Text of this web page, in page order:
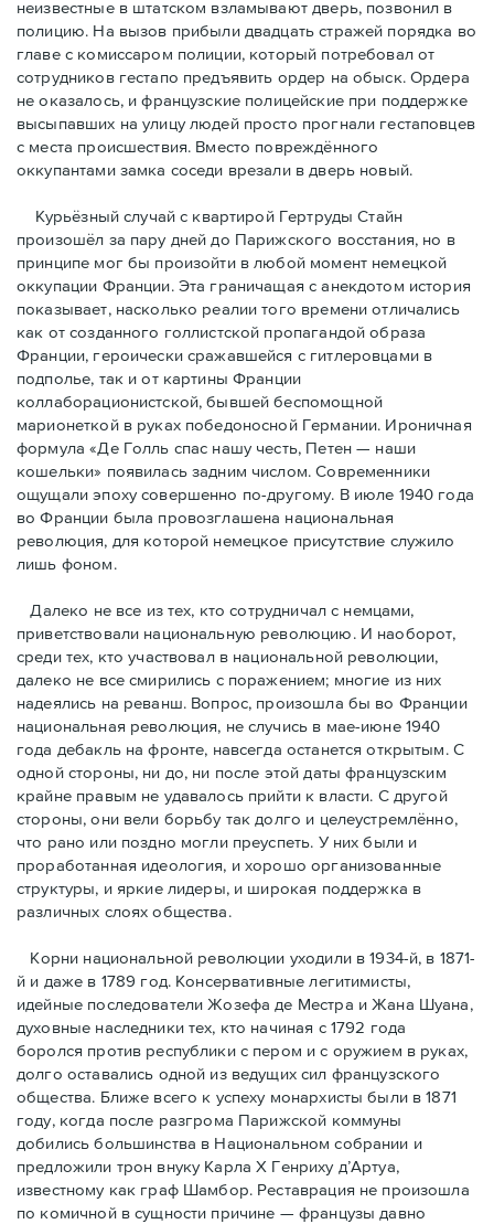
неизвестные в штатском взламывают дверь, позвонил в
полицию. На вызов прибыли двадцать стражей порядка во
главе с комиссаром полиции, который потребовал от
сотрудников гестапо предъявить ордер на обыск. Ордера
не оказалось, и французские полицейские при поддержке
высыпавших на улицу людей просто прогнали гестаповцев
с места происшествия. Вместо повреждённого
оккупантами замка соседи врезали в дверь новый.
Курьёзный случай с квартирой Гертруды Стайн
произошёл за пару дней до Парижского восстания, но в
принципe мог бы произойти в любой момент немецкой
оккупации Франции. Эта граничащая с анекдотом история
показывает, насколько реалии того времени отличались
как от созданного голлистской пропагандой образа
Франции, героически сражавшейся с гитлеровцами в
подполье, так и от картины Франции
коллаборационистской, бывшей беспомощной
марионеткой в руках победоносной Германии. Ироничная
формула «Де Голль спас нашу честь, Петен — наши
кошельки» появилась задним числом. Современники
ощущали эпоху совершенно по-другому. В июле 1940 года
во Франции была провозглашена национальная
революция, для которой немецкое присутствие служило
лишь фоном.
Далеко не все из тех, кто сотрудничал с немцами,
приветствовали национальную революцию. И наоборот,
среди тех, кто участвовал в национальной революции,
далеко не все смирились с поражением; многие из них
надеялись на реванш. Вопрос, произошла бы во Франции
национальная революция, не случись в мае-июне 1940
года дебакль на фронте, навсегда останется открытым. С
одной стороны, ни до, ни после этой даты французским
крайне правым не удавалось прийти к власти. С другой
стороны, они вели борьбу так долго и целеустремлённо,
что рано или поздно могли преуспеть. У них были и
проработанная идеология, и хорошо организованные
структуры, и яркие лидеры, и широкая поддержка в
различных слоях общества.
Корни национальной революции уходили в 1934-й, в 1871-
й и даже в 1789 год. Консервативные легитимисты,
идейные последователи Жозефа де Местра и Жана Шуана,
духовные наследники тех, кто начиная с 1792 года
боролся против республики с пером и с оружием в руках,
долго оставались одной из ведущих сил французского
общества. Ближе всего к успеху монархисты были в 1871
году, когда после разгрома Парижской коммуны
добились большинства в Национальном собрании и
предложили трон внуку Карла Х Генриху д’Артуа,
известному как граф Шамбор. Реставрация не произошла
по комичной в сущности причине — французы давно